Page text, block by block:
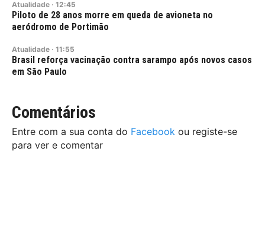
Atualidade · 12:45
Piloto de 28 anos morre em queda de avioneta no
aeródromo de Portimão
Atualidade · 11:55
Brasil reforça vacinação contra sarampo após novos casos
em São Paulo
Comentários
Entre com a sua conta do Facebook ou registe-se
para ver e comentar